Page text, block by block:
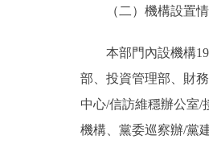
（二）機構設置情
本部門內設機構19
部、投資管理部、財
中心/信訪維穩辦公室/
機構、黨委巡察辦/黨